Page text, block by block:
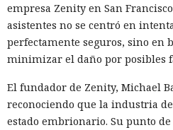
empresa Zenity en San
asistentes no se centró en
perfectamente seguros, sino en
minimizar el daño por posibles
El fundador de Zenity, Michael
reconociendo que la industria
estado embrionario. Su punto